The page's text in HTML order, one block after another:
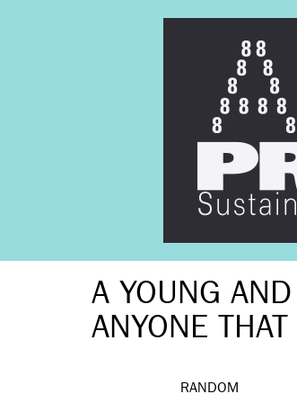
A YOUNG AND
ANYONE THAT
RANDOM